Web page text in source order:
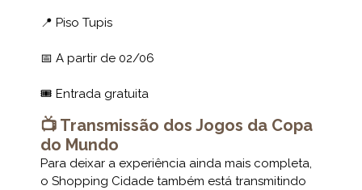
📍 Piso Tupis
📅 A partir de 02/06
🎟️ Entrada gratuita
📺 Transmissão dos Jogos da Copa
do Mundo
Para deixar a experiência ainda mais completa,
o Shopping Cidade também está transmitindo